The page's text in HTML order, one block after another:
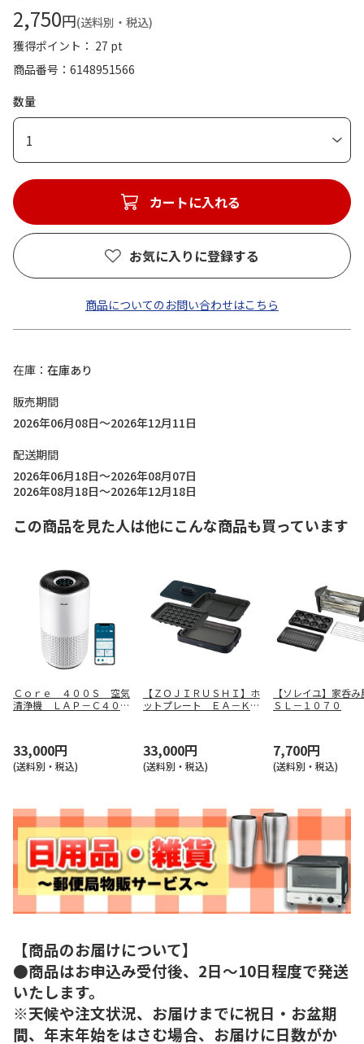
2,750円(送料別・税込)
獲得ポイント： 27 pt
商品番号
6148951566
数量
1
カートに入れる
お気に入りに登録する
商品についてのお問い合わせはこちら
在庫
在庫あり
販売期間
2026年06月08日～2026年12月11日
配送期間
2026年06月18日～2026年08月07日
2026年08月18日～2026年12月18日
この商品を見た人は他にこんな商品も買っています
Ｃｏｒｅ ４００Ｓ 空気
清浄機 ＬＡＰ－Ｃ４０１
33,000円
(送料別・税込)
【ＺＯＪＩＲＵＳＨＩ】ホ
ットプレート ＥＡ－ＫＫ
33,000円
(送料別・税込)
【ソレイユ】家呑
ＳＬ－１０７０
7,700円
(送料別・税込)
【商品のお届けについて】
●商品はお申込み受付後、2日～10日程度で発送
いたします。
※天候や注文状況、お届けまでに祝日・お盆期
間、年末年始をはさむ場合、お届けに日数がか